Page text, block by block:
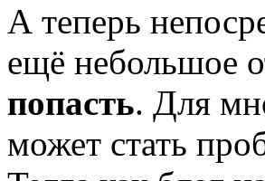
А теперь
ещё небольшое
попасть. Для
может стать